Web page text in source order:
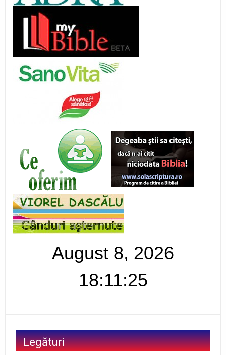
August 8, 2026
18:11:26
Legături